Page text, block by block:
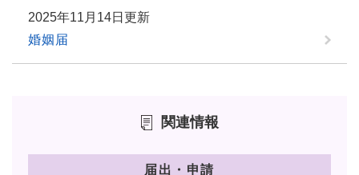
2025年11月14日更新
婚姻届
関連情報
届出・申請